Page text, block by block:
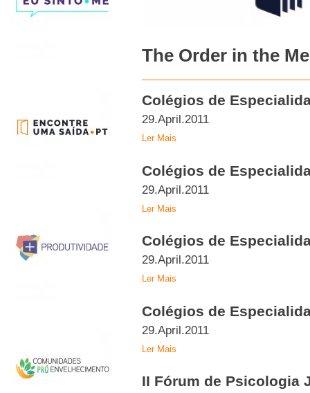
The Order in the
Colégios de
29.April.2011
Ler Mais
Colégios de
29.April.2011
Ler Mais
Colégios de
29.April.2011
Ler Mais
Colégios de
29.April.2011
Ler Mais
II Fórum de Psicologia